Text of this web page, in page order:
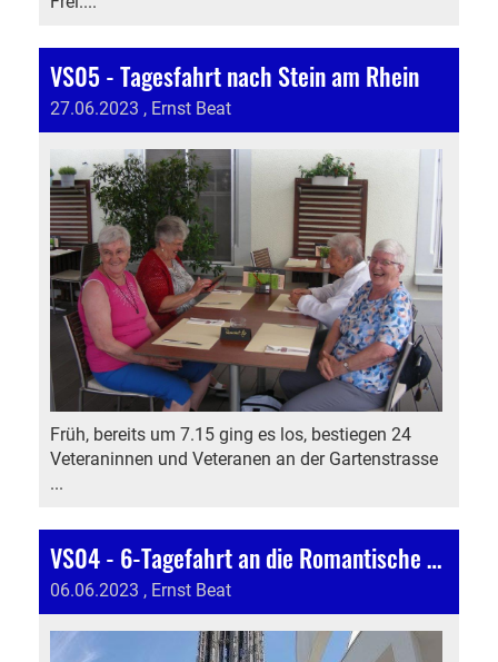
VS05 - Tagesfahrt nach Stein am Rhein
27.06.2023 , Ernst Beat
Früh, bereits um 7.15 ging es los, bestiegen 24
Veteraninnen und Veteranen an der Gartenstrasse
...
VS04 - 6-Tagefahrt an die Romantische Strasse
06.06.2023 , Ernst Beat